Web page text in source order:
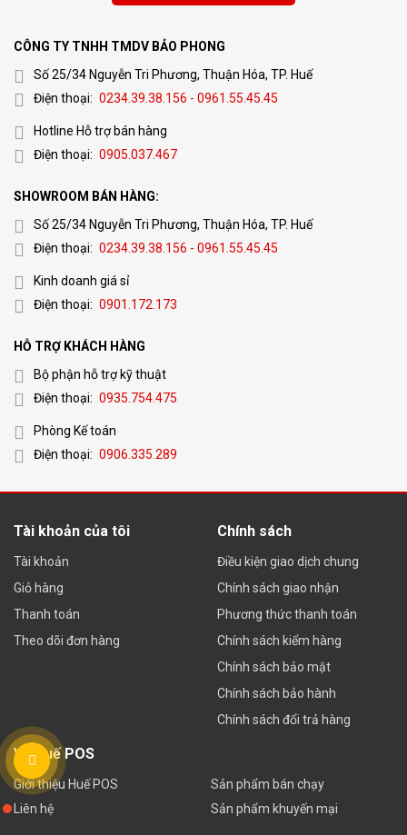
CÔNG TY TNHH TMDV BẢO PHONG
Số 25/34 Nguyễn Tri Phương, Thuận Hóa, TP. Huế
Điện thoại: 0234.39.38.156 - 0961.55.45.45
Hotline Hỗ trợ bán hàng
Điện thoại: 0905.037.467
SHOWROOM BÁN HÀNG:
Số 25/34 Nguyễn Tri Phương, Thuận Hóa, TP. Huế
Điện thoại: 0234.39.38.156 - 0961.55.45.45
Kinh doanh giá sỉ
Điện thoại: 0901.172.173
HỖ TRỢ KHÁCH HÀNG
Bộ phận hỗ trợ kỹ thuật
Điện thoại: 0935.754.475
Phòng Kế toán
Điện thoại: 0906.335.289
Tài khoản của tôi
Tài khoản
Giỏ hàng
Thanh toán
Theo dõi đơn hàng
Chính sách
Điều kiện giao dịch chung
Chính sách giao nhận
Phương thức thanh toán
Chính sách kiểm hàng
Chính sách bảo mật
Chính sách bảo hành
Chính sách đổi trả hàng
Về Huế POS
Giới thiệu Huế POS
Liên hệ
Sản phẩm bán chạy
Sản phẩm khuyến mại